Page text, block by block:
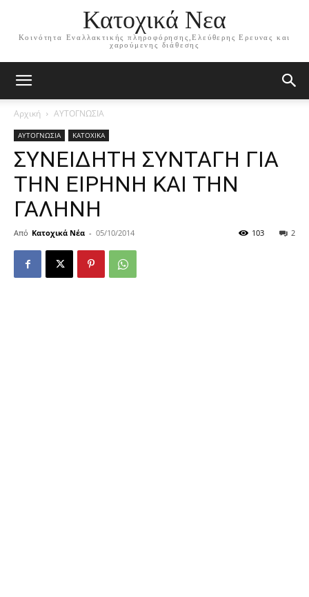
Κατοχικά Νεα
Κοινότητα Εναλλακτικής πληροφόρησης,Ελεύθερης Ερευνας και
χαρούμενης διάθεσης
Αρχική ΑΥΤΟΓΝΩΣΙΑ
ΑΥΤΟΓΝΩΣΙΑ ΚΑΤΟΧΙΚΑ
ΣΥΝΕΙΔΗΤΗ ΣΥΝΤΑΓΗ ΓΙΑ
ΤΗΝ ΕΙΡΗΝΗ ΚΑΙ ΤΗΝ
ΓΑΛΗΝΗ
Από Κατοχικά Νέα - 05/10/2014 2
103